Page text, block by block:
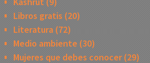
Libros gratis (20)
Literatura(72)
Medio ambiente (30)
Mujeres que debes conocer(29)